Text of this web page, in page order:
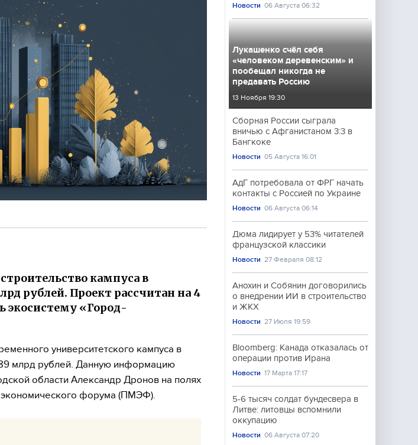
кампуса в
рублей. Проект рассчитан на 4
экосистему «Город-
университетского кампуса в
млрд рублей. Данную информацию
области Александр Дронов на полях
форума (ПМЭФ).
Новости 06 Августа 06:32
Лукашенко счёл себя
«человеком деревенским» и
пообещал никогда не
предавать Россию
13 Ноября 19:30
Сборная России сыграла
вничью с Афганистаном 3:3 в
Бангкоке
Новости 05 Августа 16:01
АдГ потребовала от ФРГ начать
контакты с Россией по Украине
Новости 06 Августа 06:14
Дюма лидирует у 53% читателей
французской классики
Новости 27 Февраля 08:12
Анохин и Собянин договорились
о внедрении ИИ в строительство
и ЖКХ
Новости 27 Июля 19:59
Bloomberg: Канада отказалась от
операции против Ирана
Новости 17 Марта 17:17
5-6 тысяч солдат бундесвера в
Литве: литовцы вспомнили
оккупацию
Новости 06 Августа 07:20